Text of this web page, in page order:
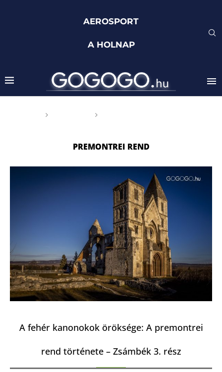
AEROSPORT
A HOLNAP
PREMONTREI REND
A fehér kanonokok öröksége: A premontrei
rend története – Zsámbék 3. rész